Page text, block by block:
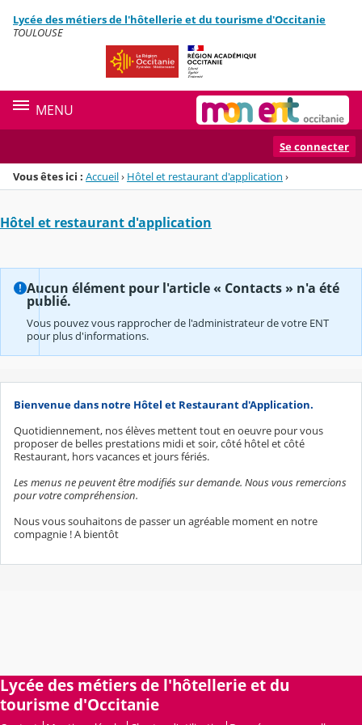
Menu de la rubrique
Contenu
Lycée des métiers de l'hôtellerie et du tourisme d'Occitanie
TOULOUSE
MENU
Se connecter
Vous êtes ici : Accueil› Hôtel et restaurant d'application ›
Hôtel et restaurant d'application
Aucun élément pour l'article « Contacts » n'a été
publié.
Vous pouvez vous rapprocher de l'administrateur de votre ENT
pour plus d'informations.
Bienvenue dans notre Hôtel et Restaurant d'Application.
Quotidiennement, nos élèves mettent tout en oeuvre pour vous
proposer de belles prestations midi et soir, côté hôtel et côté
Restaurant, hors vacances et jours fériés.
Les menus ne peuvent être modifiés sur demande. Nous vous remercions
pour votre compréhension.
Nous vous souhaitons de passer un agréable moment en notre
compagnie ! A bientôt
Lycée des métiers de l'hôtellerie et du
tourisme d'Occitanie